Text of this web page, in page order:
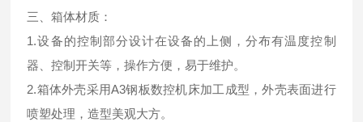
三、箱体材质：
1.设备的控制部分设计在设备的上侧，分布有温度控制
器、控制开关等，操作方便，易于维护。
2.箱体外壳采用A3钢板数控机床加工成型，外壳表面进行
喷塑处理，造型美观大方。